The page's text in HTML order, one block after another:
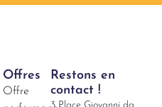
Offres
Offre
Restons en
contact !